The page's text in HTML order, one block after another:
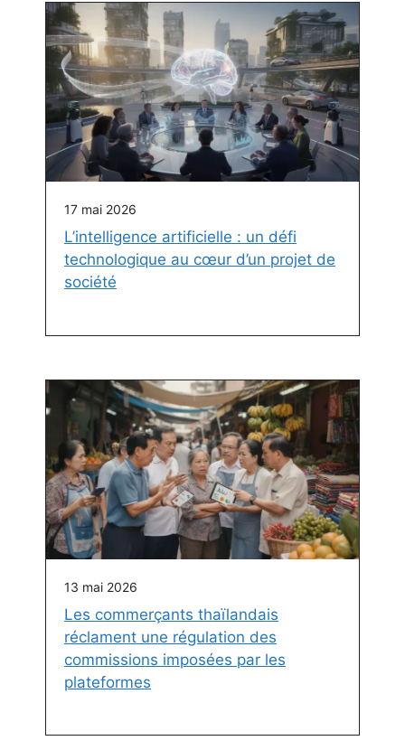
17 mai 2026
L’intelligence artificielle : un défi
technologique au cœur d’un projet de
société
13 mai 2026
Les commerçants thaïlandais
réclament une régulation des
commissions imposées par les
plateformes